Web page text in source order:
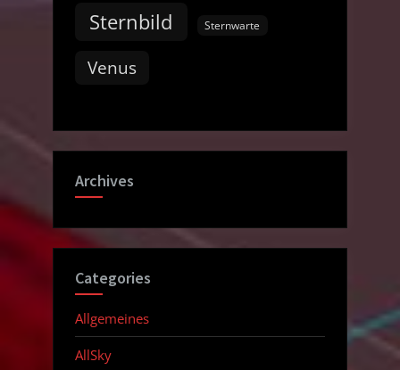
Sternbild
Sternwarte
Venus
Archives
Categories
Allgemeines
AllSky